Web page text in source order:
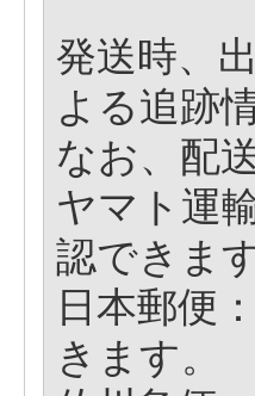
発送時、
よる追跡
なお、配
ヤマト運
認できます
日本郵便
きます。